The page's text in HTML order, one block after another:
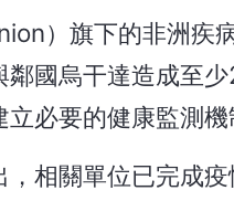
）旗下的非洲疾
鄰國烏干達造成至
必要的健康監測機
相關單位已完成